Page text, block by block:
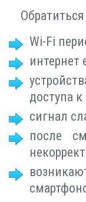
Wi-Fi
интернет
доступа к
сигнал
после